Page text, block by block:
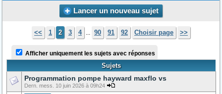
Lancer un nouveau sujet
<< 1 2 3 4 ... 90 91 92 Choisir page >>
Afficher uniquement les sujets avec réponses
Sujets
Programmation pompe hayward maxflo vs
Dern. mess. 10 juin 2026 à 09h24